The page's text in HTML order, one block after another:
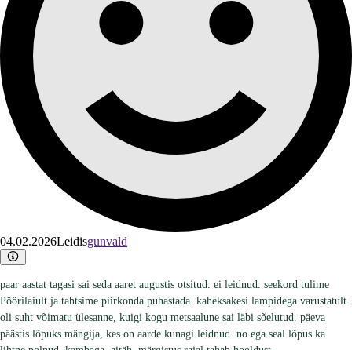
04.02.2026Leidisgunvald
paar aastat tagasi sai seda aaret augustis otsitud. ei leidnud. seekord tulime
Pöörilaiult ja tahtsime piirkonda puhastada. kaheksakesi lampidega varustatult
oli suht võimatu ülesanne, kuigi kogu metsaalune sai läbi sõelutud. päeva
päästis lõpuks mängija, kes on aarde kunagi leidnud. no ega seal lõpus ka